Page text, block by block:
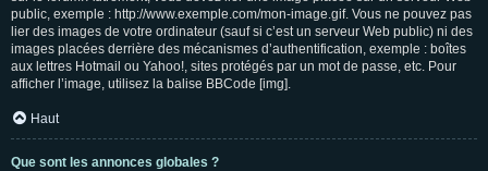
public, exemple : http://www.exemple.com/mon-image.gif. Vous ne pouvez pas
lier des images de votre ordinateur (sauf si c’est un serveur Web public) ni des
images placées derrière des mécanismes d’authentification, exemple : boîtes
aux lettres Hotmail ou Yahoo!, sites protégés par un mot de passe, etc. Pour
afficher l’image, utilisez la balise BBCode [img].
Haut
Que sont les annonces globales ?